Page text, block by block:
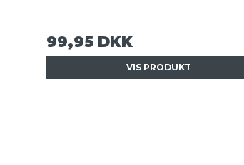
99,95 DKK
VIS PRODUKT